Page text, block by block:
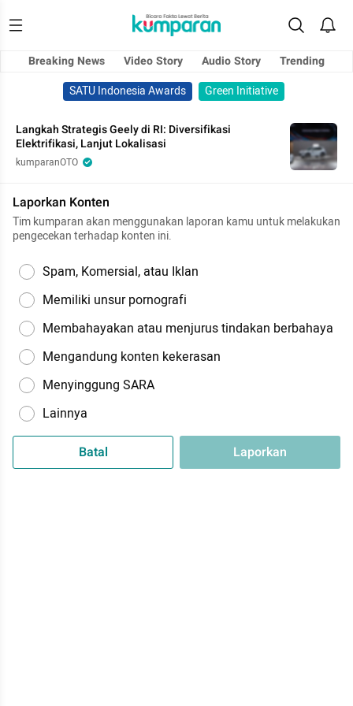
Breaking News Video Story Audio Story
Trending
SATU Indonesia Awards
Green Initiative
Langkah Strategis Geely di RI: Diversifikasi
Elektrifikasi, Lanjut Lokalisasi
kumparanOTO
Laporkan Konten
Tim kumparan akan menggunakan laporan kamu untuk melakukan
pengecekan terhadap konten ini.
Spam, Komersial, atau Iklan
Memiliki unsur pornografi
Membahayakan atau menjurus tindakan berbahaya
Mengandung konten kekerasan
Menyinggung SARA
Lainnya
Batal Laporkan